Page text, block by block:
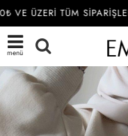
ÜZERİ TÜM
menü